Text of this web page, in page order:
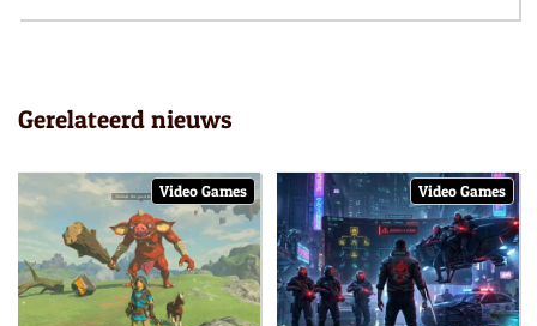
Gerelateerd nieuws
Video Games Video Games